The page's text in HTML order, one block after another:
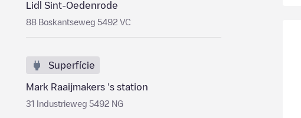
Lidl Sint-Oedenrode
88 Boskantseweg 5492 VC
Superfície
Mark Raaijmakers 's station
31 Industrieweg 5492 NG